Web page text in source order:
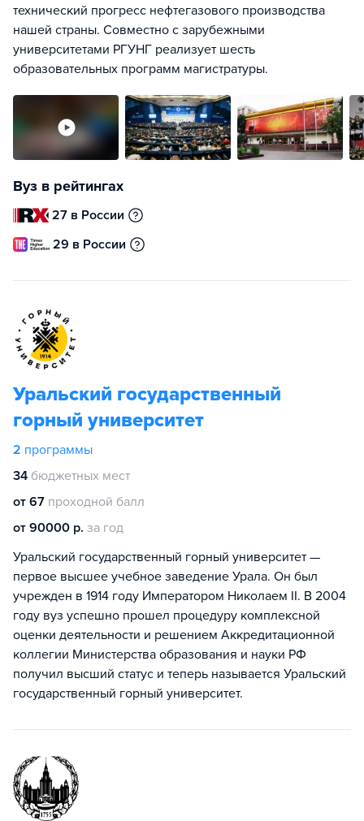
технический прогресс нефтегазового производства
нашей страны. Совместно с зарубежными
университетами РГУНГ реализует шесть
образовательных программ магистратуры.
Вуз в рейтингах
27 в России
29 в России
Уральский государственный
горный университет
2 программы
34 бюджетных мест
от 67 проходной балл
от 90000 р. за год
Уральский государственный горный университет —
первое высшее учебное заведение Урала. Он был
учрежден в 1914 году Императором Николаем II. В 2004
году вуз успешно прошел процедуру комплексной
оценки деятельности и решением Аккредитационной
коллегии Министерства образования и науки РФ
получил высший статус и теперь называется Уральский
государственный горный университет.